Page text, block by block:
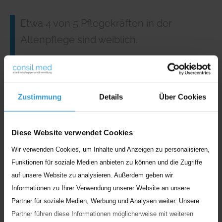
Zustimmung Details Über Cookies
Diese Website verwendet Cookies
Wir verwenden Cookies, um Inhalte und Anzeigen zu personalisieren,
Funktionen für soziale Medien anbieten zu können und die Zugriffe
auf unsere Website zu analysieren. Außerdem geben wir
Informationen zu Ihrer Verwendung unserer Website an unsere
Partner für soziale Medien, Werbung und Analysen weiter. Unsere
Partner führen diese Informationen möglicherweise mit weiteren
Altenpflege sind weiblich.
Quelle:
Blickpunkt Arbeitsmarkt:
Arbeitsmarktsituation im Pflegebereich. Mai
Gap in der Pflegebranche? Wie bereits erklärt,
spielt die Berufserfahrung eine wichtige Rolle in
der Zusammensetzung des Gehaltes. Bei Frauen
kommt es allerdings viel häufiger zu
Erwerbsunterbrechungen, beispielsweise durch
eine Mutterschaft oder die Kindererziehung,